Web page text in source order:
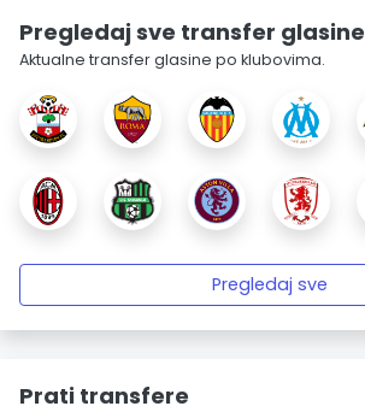
Pregledaj sve transfer glasine
Aktualne transfer glasine po klubovima.
Pregledaj sve
Prati transfere